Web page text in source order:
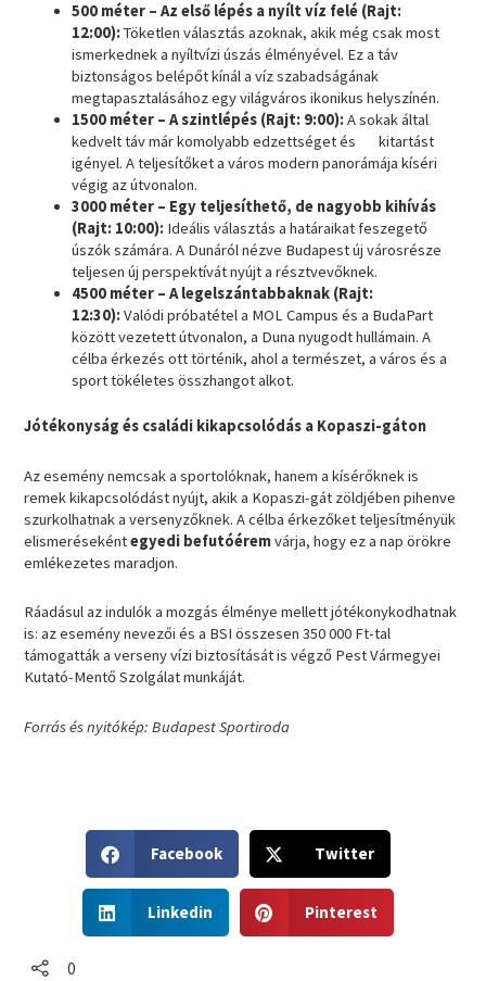
500 méter – Az első lépés a nyílt víz felé (Rajt:
12:00):Töketlen választás azoknak, akik még csak most
ismerkednek a nyíltvízi úszás élményével. Ez a táv
biztonságos belépőt kínál a víz szabadságának
megtapasztalásához egy világváros ikonikus helyszínén.
1500 méter – A szintlépés (Rajt: 9:00):A sokak által
kedvelt táv már komolyabb edzettséget és kitartást
igényel. A teljesítőket a város modern panorámája kíséri
végig az útvonalon.
3000 méter – Egy teljesíthető, de nagyobb kihívás
(Rajt: 10:00): Ideális választás a határaikat feszegető
úszók számára. A Dunáról nézve Budapest új városrésze
teljesen új perspektívát nyújt a résztvevőknek.
4500 méter – A legelszántabbaknak (Rajt:
12:30):Valódi próbatétel a MOL Campus és a BudaPart
között vezetett útvonalon, a Duna nyugodt hullámain. A
célba érkezés ott történik, ahol a természet, a város és a
sport tökéletes összhangot alkot.
Jótékonyság és családi kikapcsolódás a Kopaszi-gáton
Az esemény nemcsak a sportolóknak, hanem a kísérőknek is
remek kikapcsolódást nyújt, akik a Kopaszi-gát zöldjében pihenve
szurkolhatnak a versenyzőknek. A célba érkezőket teljesítményük
elismerésekéntegyedi befutóéremvárja, hogy ez a nap örökre
emlékezetes maradjon.
Ráadásul az indulók a mozgás élménye mellett jótékonykodhatnak
is: az esemény nevezői és a BSI összesen 350 000 Ft-tal
támogatták a verseny vízi biztosítását is végző Pest Vármegyei
Kutató-Mentő Szolgálat munkáját.
Forrás és nyitókép: Budapest Sportiroda
h
r
Facebook
h
Twitter
h
Linkedin
h
Pinterest
0